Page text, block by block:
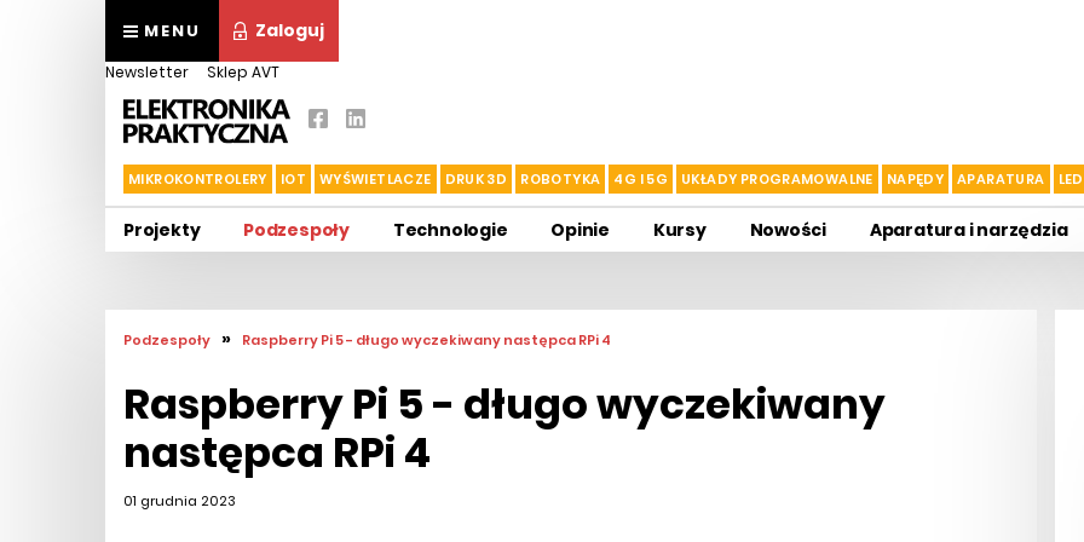
MENU Zaloguj
Newsletter Sklep AVT
MIKROKONTROLERY IOT WYŚWIETLACZE DRUK 3D ROBOTYKA 4G I 5G UKŁADY PROGRAMOWALNE NAPĘDY APARATURA LED
Projekty Podzespoły Technologie Opinie Kursy Nowości Aparatura i narzędzia
Podzespoły » Raspberry Pi 5 - długo wyczekiwany następca RPi 4
Raspberry Pi 5 - długo wyczekiwany
następca RPi 4
01 grudnia 2023